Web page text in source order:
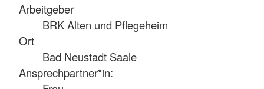
Arbeitgeber
BRK Alten und Pflegeheim
Ort
Bad Neustadt Saale
Ansprechpartner*in: